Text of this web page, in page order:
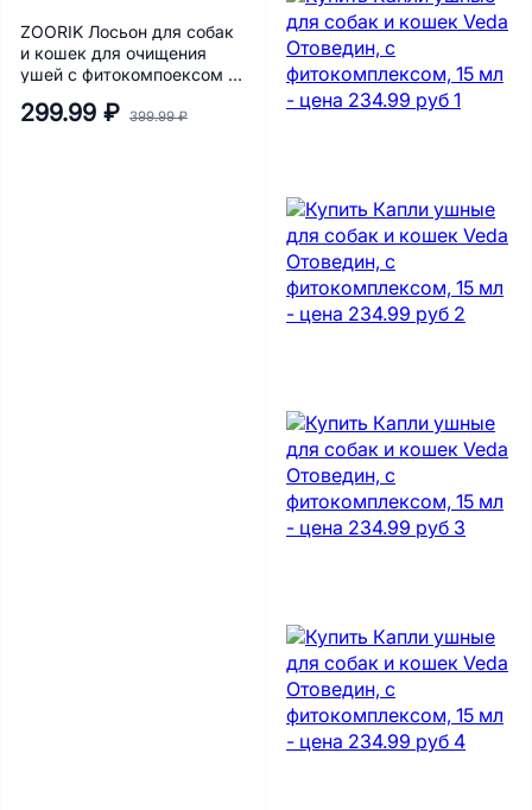
ZOORIK Лосьон для собак
и кошек для очищения
ушей с фитокомпоексом и
299.99 ₽ 399.99 ₽